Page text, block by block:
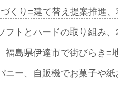
くり=建て替え提案推進
フトとハードの取り組み
福島県伊達市で街びらき=
ニー、自販機でお菓子や